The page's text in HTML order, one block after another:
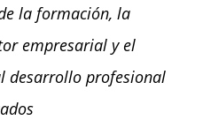
la formación, la
empresarial y el
desarrollo profesional